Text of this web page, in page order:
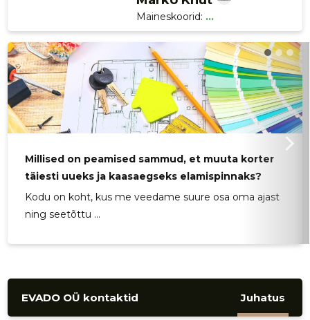
Maineskoorid: ...
Millised on peamised sammud, et muuta korter
täiesti uueks ja kaasaegseks elamispinnaks?
Kodu on koht, kus me veedame suure osa oma ajast
ning seetõttu ...
EVADO OÜ kontaktid Juhatus